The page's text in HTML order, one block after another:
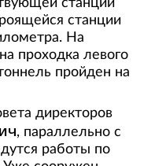
станции
станции
На
проходка левого
пройден на
директоров
, параллельно с
работы по